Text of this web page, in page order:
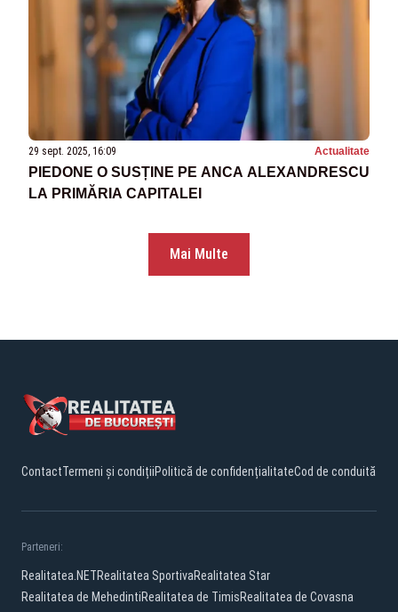
29 sept. 2025, 16:09 Actualitate
PIEDONE O SUSȚINE PE ANCA ALEXANDRESCU
LA PRIMĂRIA CAPITALEI
Mai Multe
ContactTermeni și condițiiPolitică de confidențialitateCod de conduită
Parteneri:
Realitatea.NETRealitatea SportivaRealitatea Star
Realitatea de MehedintiRealitatea de TimisRealitatea de Covasna